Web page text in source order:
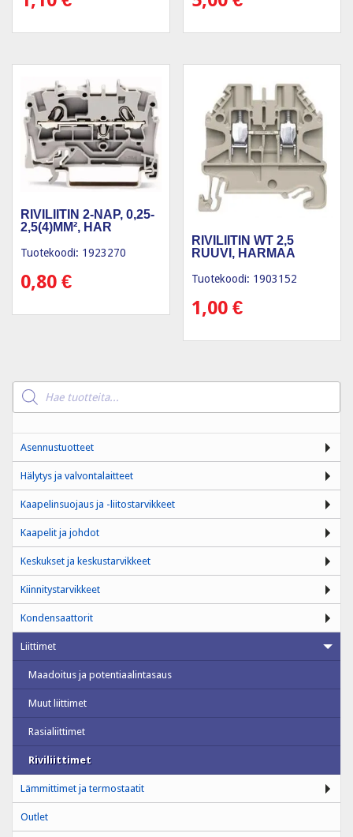
RIVILIITIN 2-NAP, 0,25-
2,5(4)MM², HAR
Tuotekoodi: 1923270
0,80 €
RIVILIITIN WT 2,5
RUUVI, HARMAA
Tuotekoodi: 1903152
1,00€
Products
search
Asennustuotteet
Hälytys ja valvontalaitteet
Kaapelinsuojaus ja -liitostarvikkeet
Kaapelit ja johdot
Keskukset ja keskustarvikkeet
Kiinnitystarvikkeet
Kondensaattorit
Liittimet
Maadoitus ja potentiaalintasaus
Muut liittimet
Rasialiittimet
Riviliittimet
Lämmittimet ja termostaatit
Outlet